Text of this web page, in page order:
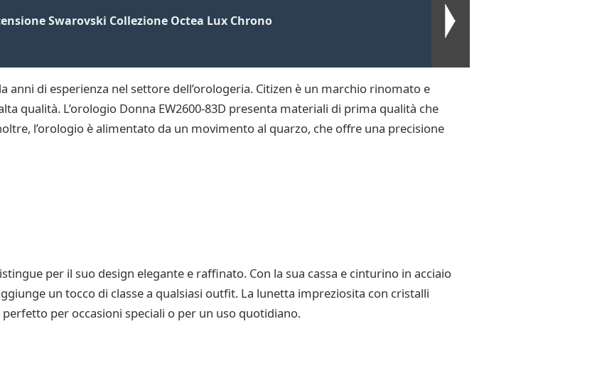
Swarovski Collezione Octea Lux Chrono
di esperienza nel settore dell’orologeria. Citizen è un marchio rinomato e
qualità. L’orologio Donna EW2600-83D presenta materiali di prima qualità che
l’orologio è alimentato da un movimento al quarzo, che offre una precisione
per il suo design elegante e raffinato. Con la sua cassa e cinturino in acciaio
un tocco di classe a qualsiasi outfit. La lunetta impreziosita con cristalli
per occasioni speciali o per un uso quotidiano.